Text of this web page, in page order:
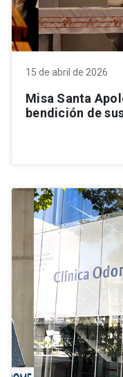
15 de abril de 2026
Misa Santa
bendición de